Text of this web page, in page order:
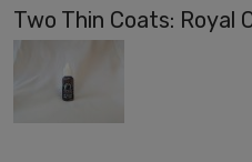
Two Thin Coats: Royal